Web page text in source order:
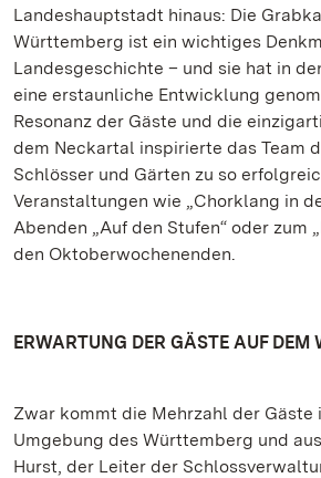
Landeshauptstadt hinaus: Die
Württemberg ist ein wichtiges
Landesgeschichte – und sie hat in
eine erstaunliche Entwicklung
Resonanz der Gäste und die
dem Neckartal inspirierte das Team
Schlösser und Gärten zu so
Veranstaltungen wie „Chorklang in
Abenden „Auf den Stufen“ oder zum
den Oktoberwochenenden.
ERWARTUNG DER GÄSTE AUF DEM
Zwar kommt die Mehrzahl der Gäste
Umgebung des Württemberg und
Hurst, der Leiter der